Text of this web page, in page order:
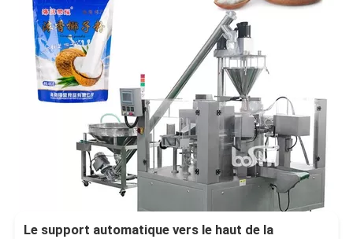
Le support automatique vers le haut de la